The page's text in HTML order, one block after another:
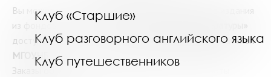
Клуб «Старшие»
Клуб разговорного английского языка
Клуб путешественников
Вы можете самостоятельно заказать выбранные издания
из фондов МГОУНБ. Онлайн-сервис
доступен только длязарегистрированных пользователей
МГОУНБ
Заказы обрабатываются ежедневно, в часы работы